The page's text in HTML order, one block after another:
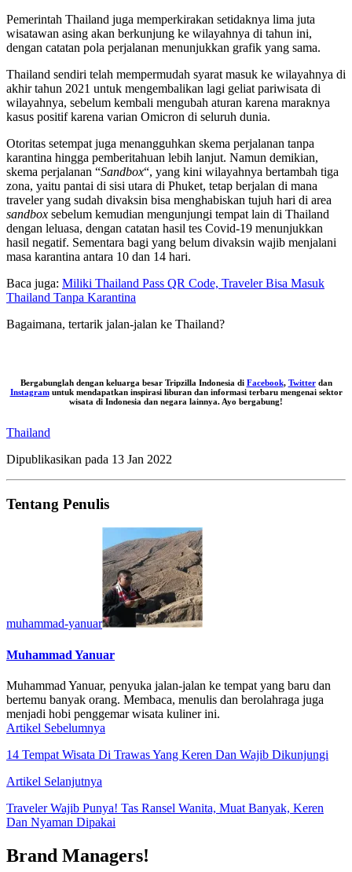
Pemerintah Thailand juga memperkirakan setidaknya lima juta
wisatawan asing akan berkunjung ke wilayahnya di tahun ini,
dengan catatan pola perjalanan menunjukkan grafik yang sama.
Thailand sendiri telah mempermudah syarat masuk ke wilayahnya di
akhir tahun 2021 untuk mengembalikan lagi geliat pariwisata di
wilayahnya, sebelum kembali mengubah aturan karena maraknya
kasus positif karena varian Omicron di seluruh dunia.
Otoritas setempat juga menangguhkan skema perjalanan tanpa
karantina hingga pemberitahuan lebih lanjut. Namun demikian,
skema perjalanan “Sandbox“, yang kini wilayahnya bertambah tiga
zona, yaitu pantai di sisi utara di Phuket, tetap berjalan di mana
traveler yang sudah divaksin bisa menghabiskan tujuh hari di area
sandbox sebelum kemudian mengunjungi tempat lain di Thailand
dengan leluasa, dengan catatan hasil tes Covid-19 menunjukkan
hasil negatif. Sementara bagi yang belum divaksin wajib menjalani
masa karantina antara 10 dan 14 hari.
Baca juga: Miliki Thailand Pass QR Code, Traveler Bisa Masuk
Thailand Tanpa Karantina
Bagaimana, tertarik jalan-jalan ke Thailand?
Bergabunglah dengan keluarga besar Tripzilla Indonesia di Facebook, Twitterdan
Instagramuntuk mendapatkan inspirasi liburan dan informasi terbaru mengenai sektor
wisata di Indonesia dan negara lainnya. Ayo bergabung!
Thailand
Dipublikasikan pada 13 Jan 2022
Tentang Penulis
muhammad-yanuar
Muhammad Yanuar
Muhammad Yanuar, penyuka jalan-jalan ke tempat yang baru dan
bertemu banyak orang. Membaca, menulis dan berolahraga juga
menjadi hobi penggemar wisata kuliner ini.
Artikel Sebelumnya
14 Tempat Wisata Di Trawas Yang Keren Dan Wajib Dikunjungi
Artikel Selanjutnya
Traveler Wajib Punya! Tas Ransel Wanita, Muat Banyak, Keren
Dan Nyaman Dipakai
Brand Managers!